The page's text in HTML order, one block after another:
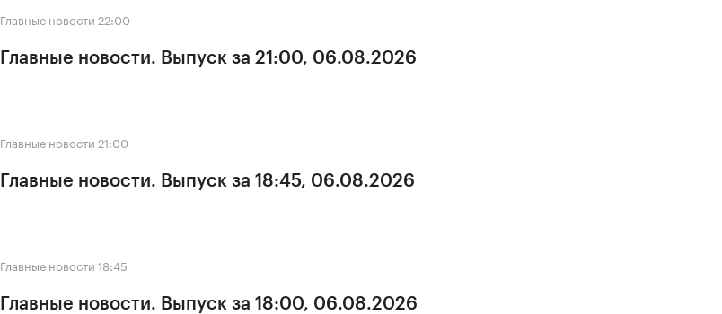
Главные новости 22:00
Главные новости. Выпуск за 21:00, 06.08.2026
Главные новости 21:00
Главные новости. Выпуск за 18:45, 06.08.2026
Главные новости 18:45
Главные новости. Выпуск за 18:00, 06.08.2026